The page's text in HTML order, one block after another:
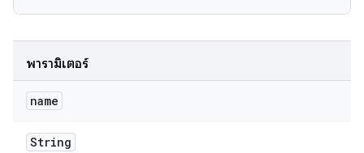
พารามิเตอร์
name
String